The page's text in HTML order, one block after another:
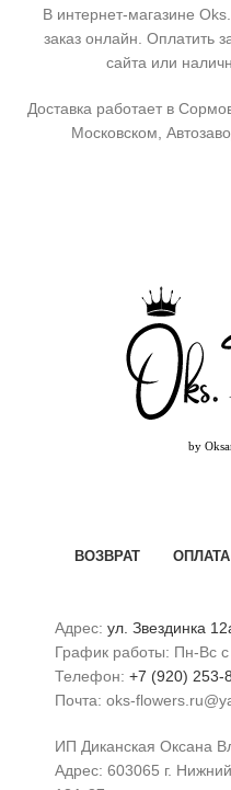
В интернет-магазине
заказ онлайн. Оплатить
сайта или
Доставка работает в
Московском,
ВОЗВРАТ ОПЛАТА
Адрес: ул. Звездинка
График работы: Пн-Вс
Телефон: +7 (920) 253-
Почта: oks-
ИП Диканская Оксана
Адрес: 603065 г.